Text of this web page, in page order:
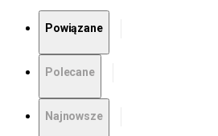
Powiązane
Polecane
Najnowsze